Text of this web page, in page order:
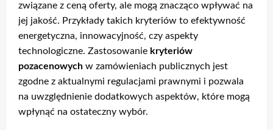
związane z ceną oferty, ale mogą znacząco wpływać na
jej jakość. Przykłady takich kryteriów to efektywność
energetyczna, innowacyjność, czy aspekty
technologiczne. Zastosowanie kryteriów
pozacenowych w zamówieniach publicznych jest
zgodne z aktualnymi regulacjami prawnymi i pozwala
na uwzględnienie dodatkowych aspektów, które mogą
wpłynąć na ostateczny wybór.